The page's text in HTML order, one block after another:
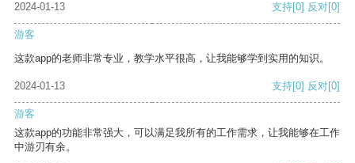
2024-01-13 支持[0] 反对[0]
游客
这款app的老师非常专业，教学水平很高，让我能够学到实用的知识。
2024-01-13 支持[0] 反对[0]
游客
这款app的功能非常强大，可以满足我所有的工作需求，让我能够在工作
中游刃有余。